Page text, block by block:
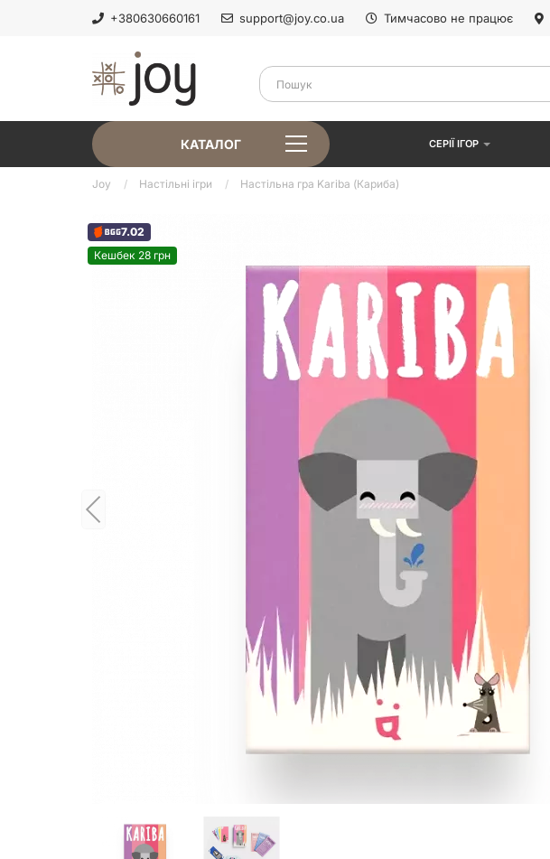
+380630660161 support@joy.co.ua Тимчасово не працює
КАТАЛОГ СЕРІЇ ІГОР
Joy Настільні ігри Настільна гра Kariba (Кариба)
7.02
Кешбек 28 грн